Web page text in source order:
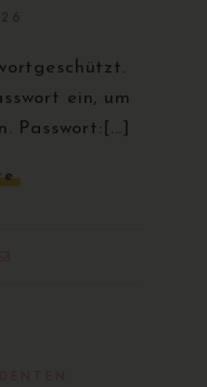
ein, um
Passwort:[...]